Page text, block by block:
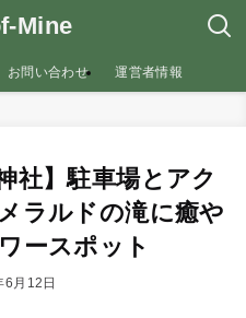
Mine
お問い合わせ 運営者情報
社】駐車場とアク
ラルドの滝に癒や
ースポット
月12日